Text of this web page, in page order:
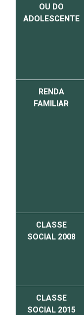
OU DO
ADOLESCENTE
RENDA
FAMILIAR
CLASSE
SOCIAL 2008
CLASSE
SOCIAL 2015